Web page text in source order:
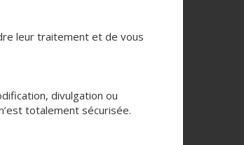
leur traitement et de vous
divulgation ou
totalement sécurisée.